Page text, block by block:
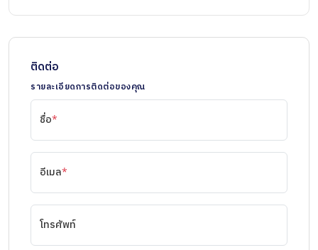
ติดต่อ
รายละเอียดการติดต่อของคุณ
ชื่อ*
อีเมล*
โทรศัพท์